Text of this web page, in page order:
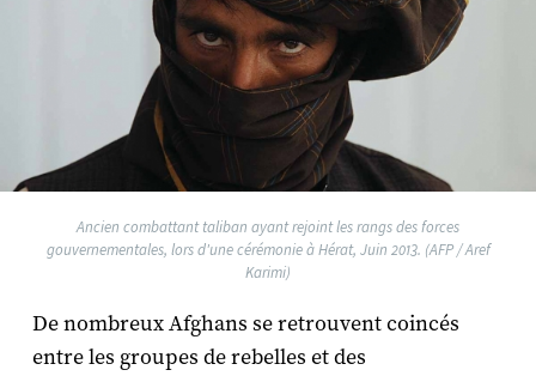
Ancien combattant taliban ayant rejoint les rangs des forces
gouvernementales, lors d'une cérémonie à Hérat, Juin 2013. (AFP / Aref
Karimi)
De nombreux Afghans se retrouvent coincés
entre les groupes de rebelles et des